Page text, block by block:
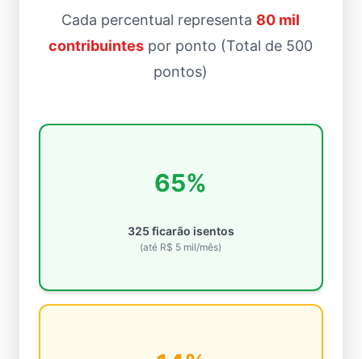
Cada percentual representa 80 mil
contribuintes por ponto (Total de 500
pontos)
65%
325 ficarão isentos
(até R$ 5 mil/mês)